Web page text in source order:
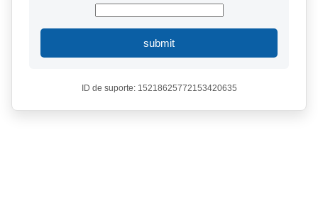
submit
ID de suporte: 15218625772153420635